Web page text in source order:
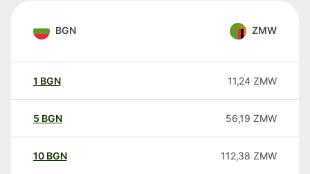
BGN ZMW
1 BGN 11,24 ZMW
5 BGN 56,19 ZMW
10 BGN 112,38 ZMW